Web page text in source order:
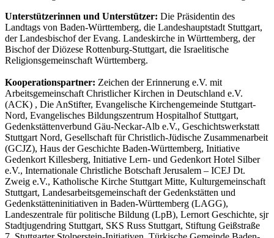
Unterstützerinnen und Unterstützer: Die Präsidentin des
Landtags von Baden-Württemberg, die Landeshauptstadt Stuttgart,
der Landesbischof der Evang. Landeskirche in Württemberg, der
Bischof der Diözese Rottenburg-Stuttgart, die Israelitische
Religionsgemeinschaft Württemberg.
Kooperationspartner: Zeichen der Erinnerung e.V. mit
Arbeitsgemeinschaft Christlicher Kirchen in Deutschland e.V.
(ACK) , Die AnStifter, Evangelische Kirchengemeinde Stuttgart-
Nord, Evangelisches Bildungszentrum Hospitalhof Stuttgart,
Gedenkstättenverbund Gäu-Neckar-Alb e.V., Geschichtswerkstatt
Stuttgart Nord, Gesellschaft für Christlich-Jüdische Zusammenarbeit
(GCJZ), Haus der Geschichte Baden-Württemberg, Initiative
Gedenkort Killesberg, Initiative Lern- und Gedenkort Hotel Silber
e.V., Internationale Christliche Botschaft Jerusalem – ICEJ Dt.
Zweig e.V., Katholische Kirche Stuttgart Mitte, Kulturgemeinschaft
Stuttgart, Landesarbeitsgemeinschaft der Gedenkstätten und
Gedenkstätteninitiativen in Baden-Württemberg (LAGG),
Landeszentrale für politische Bildung (LpB), Lernort Geschichte, sjr
Stadtjugendring Stuttgart, SKS Russ Stuttgart, Stiftung Geißstraße